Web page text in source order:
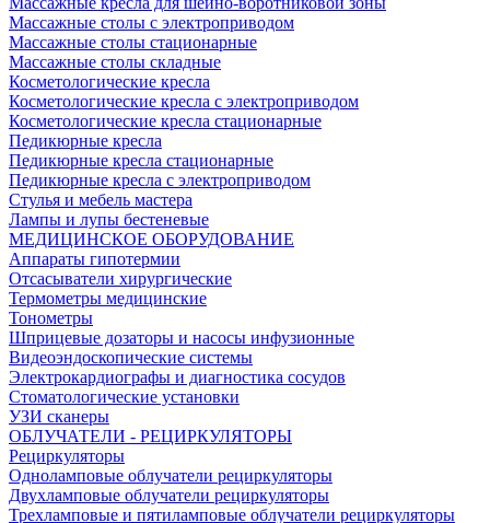
Массажные столы с электроприводом
Массажные столы стационарные
Массажные столы складные
Косметологические кресла
Косметологические кресла с электроприводом
Косметологические кресла стационарные
Педикюрные кресла
Педикюрные кресла стационарные
Педикюрные кресла с электроприводом
Стулья и мебель мастера
Лампы и лупы бестеневые
МЕДИЦИНСКОЕ ОБОРУДОВАНИЕ
Аппараты гипотермии
Отсасыватели хирургические
Термометры медицинские
Тонометры
Шприцевые дозаторы и насосы инфузионные
Видеоэндоскопические системы
Электрокардиографы и диагностика сосудов
Стоматологические установки
УЗИ сканеры
ОБЛУЧАТЕЛИ - РЕЦИРКУЛЯТОРЫ
Рециркуляторы
Одноламповые облучатели рециркуляторы
Двухламповые облучатели рециркуляторы
Трехламповые и пятиламповые облучатели рециркуляторы